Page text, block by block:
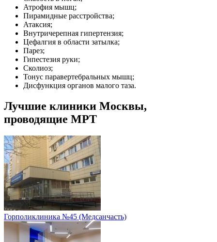
Атрофия мышц;
Пирамидные расстройства;
Атаксия;
Внутричерепная гипертензия;
Цефалгия в области затылка;
Парез;
Гипестезия руки;
Сколиоз;
Тонус паравертебральных мышц;
Дисфункция органов малого таза.
Лучшие клиники Москвы,
проводящие МРТ
Горполиклиника №45 (Медсанчасть)